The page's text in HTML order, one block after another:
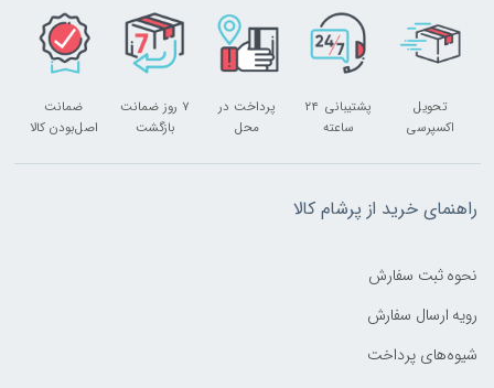
تحویل
اکسپرسی
پشتیبانی ۲۴
ساعته
پرداخت در
محل
۷ روز ضمانت
بازگشت
ضمانت
اصل‌بودن کالا
راهنمای خرید از پرشام کالا
نحوه ثبت سفارش
رویه ارسال سفارش
شیوه‌های پرداخت